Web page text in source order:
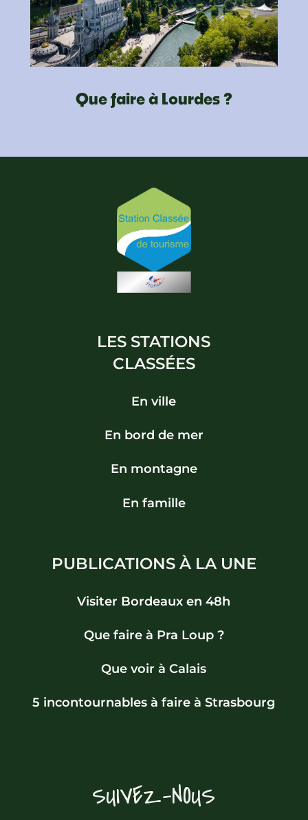
Que faire à Lourdes ?
LES STATIONS
CLASSÉES
En ville
En bord de mer
En montagne
En famille
PUBLICATIONS À LA UNE
Visiter Bordeaux en 48h
Que faire à Pra Loup ?
Que voir à Calais
5 incontournables à faire à Strasbourg
SUIVEZ-NOUS